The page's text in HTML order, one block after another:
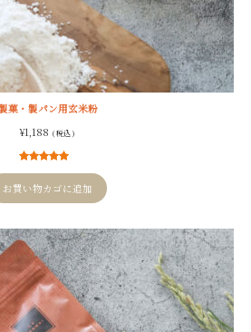
菓・製パン用玄米粉
¥1,188 ( 税込 )
評価に基づ
く5段階評
価のうち、
お買い物カゴに追加